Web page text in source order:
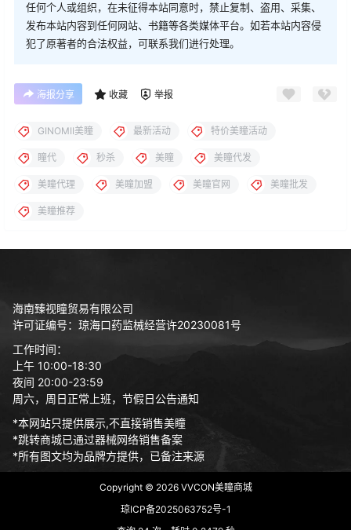
任何个人或组织，在未征得本站同意时，禁止复制、盗用、采集、
发布本站内容到任何网站、书籍等各类媒体平台。如若本站内容侵
犯了原著者的合法权益，可联系我们进行处理。
海报分享 收藏 举报
GINOMII美瞳 最新活动 特价美瞳活动
瞳代 秒杀 美瞳 美瞳代发
美瞳代理 美瞳加盟 美瞳官网 美瞳批发
美瞳推荐
海南臻视瞳贸易有限公司
许可证编号：琼海口药监械经营许20230081号
工作时间：
上午 10:00-18:30
夜间 20:00-23:59
周六，周日正常上班，节假日公告通知
*本网站只提供展示,不直接销售美瞳
*跳转商城已通过器械网络销售备案
*所有图文均为品牌方提供，已备注来源
Copyright © 2026VVCON美瞳商城
琼ICP备2025063752号-1